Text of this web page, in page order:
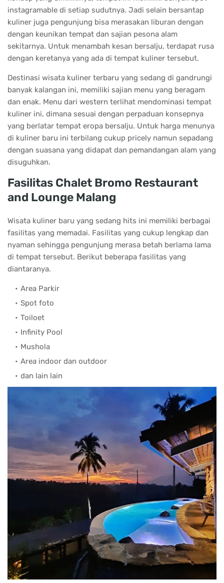
instagramable di setiap sudutnya. Jadi selain bersantap
kuliner juga pengunjung bisa merasakan liburan dengan
dengan keunikan tempat dan sajian pesona alam
sekitarnya. Untuk menambah kesan bersalju, terdapat rusa
dengan keretanya yang ada di tempat kuliner tersebut.
Destinasi wisata kuliner terbaru yang sedang di gandrungi
banyak kalangan ini, memiliki sajian menu yang beragam
dan enak. Menu dari western terlihat mendominasi tempat
kuliner ini, dimana sesuai dengan perpaduan konsepnya
yang berlatar tempat eropa bersalju. Untuk harga menunya
di kuliner baru ini terbilang cukup pricely namun sepadang
dengan suasana yang didapat dan pemandangan alam yang
disuguhkan.
Fasilitas Chalet Bromo Restaurant
and Lounge Malang
Wisata kuliner baru yang sedang hits ini memiliki berbagai
fasilitas yang memadai. Fasilitas yang cukup lengkap dan
nyaman sehingga pengunjung merasa betah berlama lama
di tempat tersebut. Berikut beberapa fasilitas yang
diantaranya.
Area Parkir
Spot foto
Toiloet
Infinity Pool
Mushola
Area indoor dan outdoor
dan lain lain